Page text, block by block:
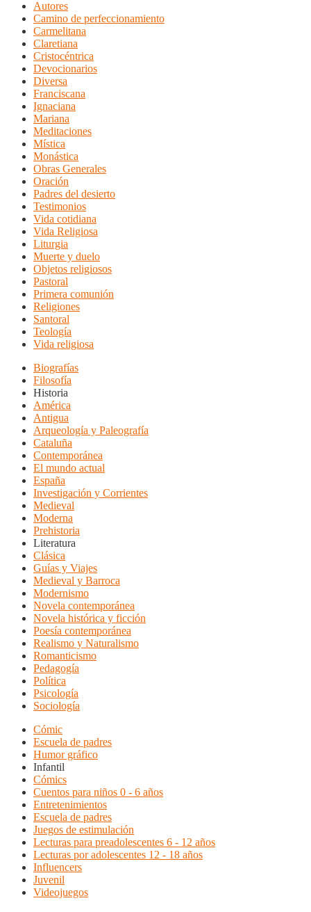
Autores
Camino de perfeccionamiento
Carmelitana
Claretiana
Cristocéntrica
Devocionarios
Diversa
Franciscana
Ignaciana
Mariana
Meditaciones
Mística
Monástica
Obras Generales
Oración
Padres del desierto
Testimonios
Vida cotidiana
Vida Religiosa
Liturgia
Muerte y duelo
Objetos religiosos
Pastoral
Primera comunión
Religiones
Santoral
Teología
Vida religiosa
Biografías
Filosofía
Historia
América
Antigua
Arqueología y Paleografía
Cataluña
Contemporánea
El mundo actual
España
Investigación y Corrientes
Medieval
Moderna
Prehistoria
Literatura
Clásica
Guías y Viajes
Medieval y Barroca
Modernismo
Novela contemporánea
Novela histórica y ficción
Poesía contemporánea
Realismo y Naturalismo
Romanticismo
Pedagogía
Política
Psicología
Sociología
Cómic
Escuela de padres
Humor gráfico
Infantil
Cómics
Cuentos para niños 0 - 6 años
Entretenimientos
Escuela de padres
Juegos de estimulación
Lecturas para preadolescentes 6 - 12 años
Lecturas por adolescentes 12 - 18 años
Influencers
Juvenil
Videojuegos